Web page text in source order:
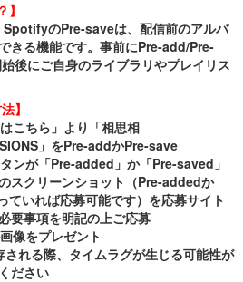
のPre-saveは、配信前のアルバ
きる機能です。事前にPre-add/Pre-
後にご自身のライブラリやプレイリス
】
こちら」より「相思相
」をPre-addかPre-save
ンが「Pre-added」か「Pre-saved」
スクリーンショット（Pre-addedか
いれば応募可能です）を応募サイト
要事項を明記の上ご応募
像をプレゼント
れる際、タイムラグが生じる可能性が
ださい